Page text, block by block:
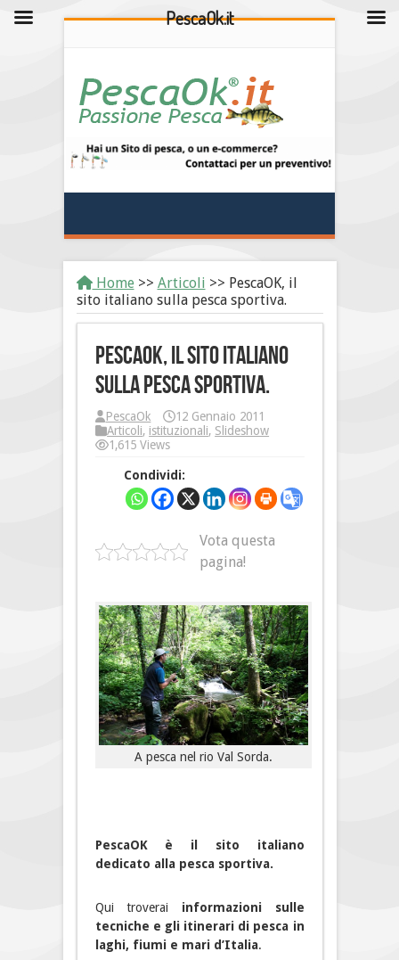
Home >> Articoli >> PescaOK, il
sito italiano sulla pesca sportiva.
PescaOK, il sito italiano
sulla pesca sportiva.
PescaOk
12 Gennaio 2011
Articoli, istituzionali, Slideshow
1,615 Views
Condividi:
Vota questa
pagina!
A pesca nel rio Val Sorda.
PescaOK è il sito italiano
dedicato alla pesca sportiva.
Qui troverai informazioni sulle
tecniche e gli itinerari di pesca in
laghi, fiumi e mari d’Italia.
PescaOk.it